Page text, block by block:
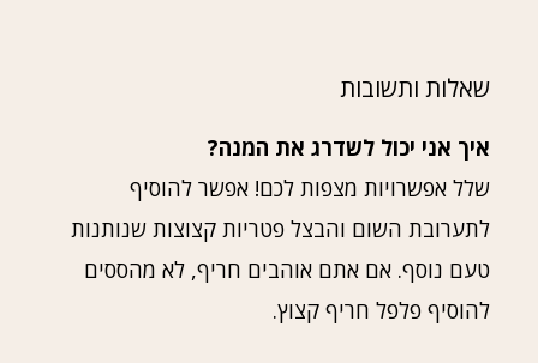
שאלות ותשובות
איך אני יכול לשדרג את המנה?
שלל אפשרויות מצפות לכם! אפשר להוסיף
לתערובת השום והבצל פטריות קצוצות שנותנות
טעם נוסף. אם אתם אוהבים חריף, לא מהססים
להוסיף פלפל חריף קצוץ.